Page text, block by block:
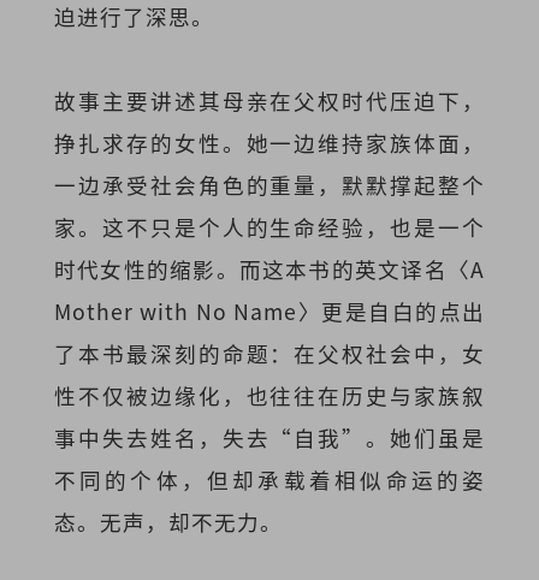
迫进行了深思。
故事主要讲述其母亲在父权时代压迫下，
挣扎求存的女性。她一边维持家族体面，
一边承受社会角色的重量，默默撑起整个
家。这不只是个人的生命经验，也是一个
时代女性的缩影。而这本书的英文译名〈A
Mother with No Name〉更是自白的点出
了本书最深刻的命题：在父权社会中，女
性不仅被边缘化，也往往在历史与家族叙
事中失去姓名，失去“自我”。她们虽是
不同的个体，但却承载着相似命运的姿
态。无声，却不无力。